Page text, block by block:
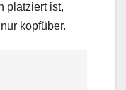
platziert ist,
kopfüber.